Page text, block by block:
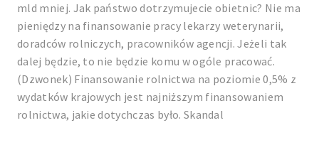
mld mniej. Jak państwo dotrzymujecie obietnic? Nie ma
pieniędzy na finansowanie pracy lekarzy weterynarii,
doradców rolniczych, pracowników agencji. Jeżeli tak
dalej będzie, to nie będzie komu w ogóle pracować.
(Dzwonek) Finansowanie rolnictwa na poziomie 0,5% z
wydatków krajowych jest najniższym finansowaniem
rolnictwa, jakie dotychczas było. Skandal